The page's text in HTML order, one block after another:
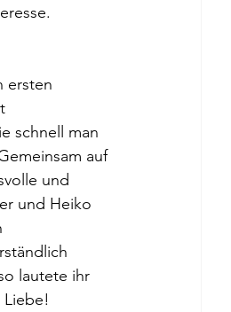
ersten
schnell man
auf
und
und Heiko
lautete ihr